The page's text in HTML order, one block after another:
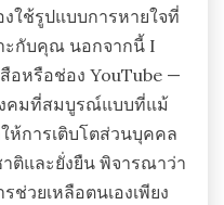
ใช้รูปแบบการหายใจที่
ะกับคุณ นอกจากนี้ I
อหรือช่อง YouTube —
คมที่สมบูรณ์แบบที่แม้
ห้การเติบโตส่วนบุคคล
าติและยั่งยืน พิจารณาว่า
ช่วยเหลือตนเองเพียง